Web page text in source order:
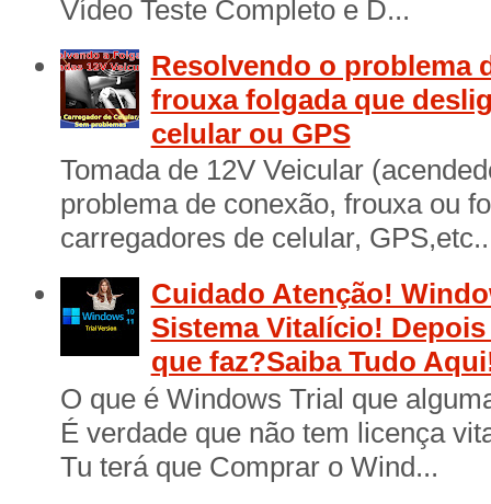
Vídeo Teste Completo e D...
Resolvendo o problema
frouxa folgada que
celular ou GPS
Tomada de 12V Veicular
problema de conexão, frouxa ou
carregadores de celular,
Cuidado Atenção!
Sistema Vitalício! Depois
que faz?Saiba Tudo
O que é Windows Trial que
É verdade que não tem licença
Tu terá que Comprar o Wind...